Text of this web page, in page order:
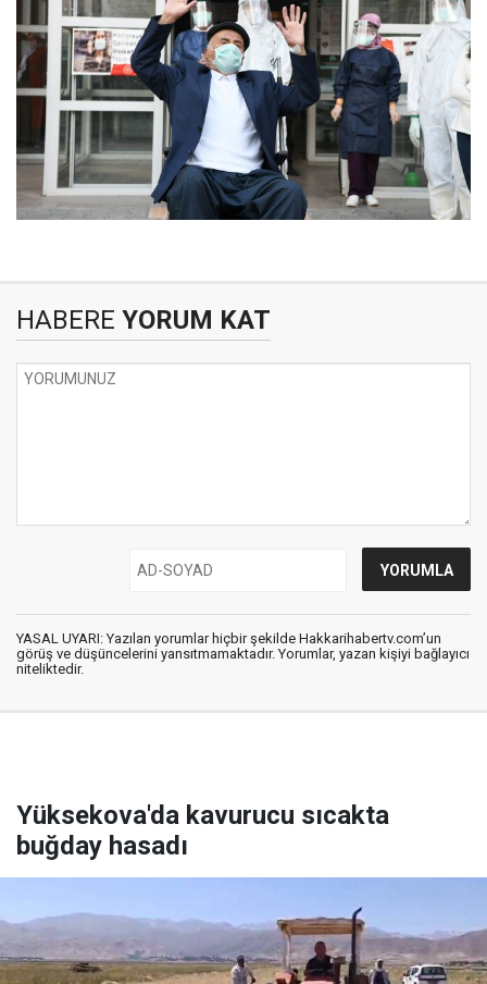
HABERE YORUM KAT
YASAL UYARI: Yazılan yorumlar hiçbir şekilde Hakkarihabertv.com’un
görüş ve düşüncelerini yansıtmamaktadır. Yorumlar, yazan kişiyi bağlayıcı
niteliktedir.
Yüksekova'da kavurucu sıcakta
buğday hasadı